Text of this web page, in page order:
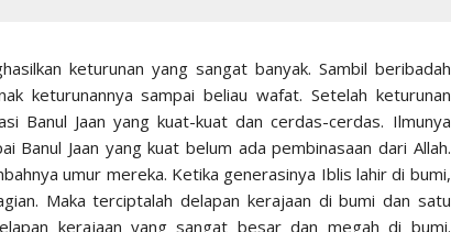
keturunan yang sangat banyak. Sambil beribadah
keturunannya sampai beliau wafat. Setelah keturunan
Banul Jaan yang kuat-kuat dan cerdas-cerdas. Ilmunya
Banul Jaan yang kuat belum ada pembinasaan dari Allah.
umur mereka. Ketika generasinya Iblis lahir di bumi,
Maka terciptalah delapan kerajaan di bumi dan satu
kerajaan yang sangat besar dan megah di bumi.